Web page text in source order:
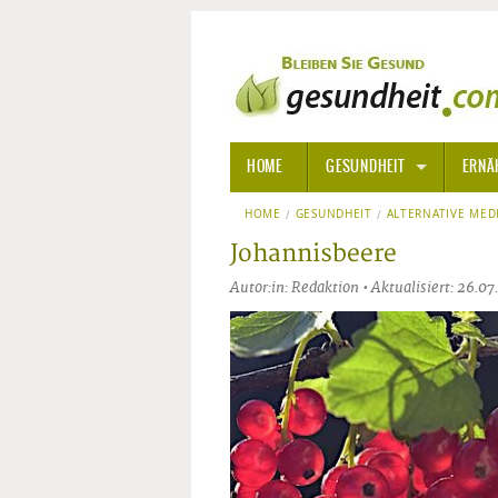
HOME GESUNDHEIT
ALLGEMEINE
ALTERNATIVE HEILWEISEN
ALTERNATIVE MEDIZIN
ARZNEI- UND HEILMITTEL
GIFTSTOFFE
KRANKHEITEN VON A-Z
HOME GESUNDHEIT ALTERNATIVE
Johannisbeere
Autor:in: Redaktion • Aktualisiert: